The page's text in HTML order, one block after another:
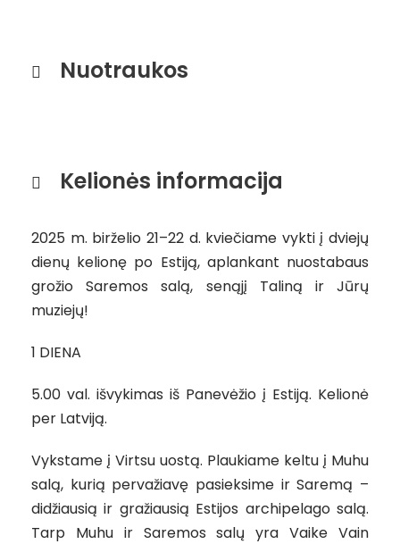
Nuotraukos
Kelionės informacija
2025 m. birželio 21–22 d. kviečiame vykti į dviejų
dienų kelionę po Estiją, aplankant nuostabaus
grožio Saremos salą, senąjį Taliną ir Jūrų
muziejų!
1 DIENA
5.00 val. išvykimas iš Panevėžio į Estiją. Kelionė
per Latviją.
Vykstame į Virtsu uostą. Plaukiame keltu į Muhu
salą, kurią pervažiavę pasieksime ir Saremą –
didžiausią ir gražiausią Estijos archipelago salą.
Tarp Muhu ir Saremos salų yra Vaike Vain